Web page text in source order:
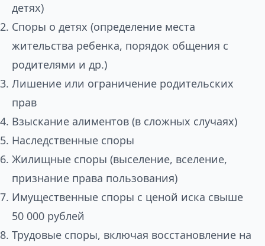
детях)
Споры о детях (определение места
жительства ребенка, порядок общения с
родителями и др.)
Лишение или ограничение родительских
прав
Взыскание алиментов (в сложных случаях)
Наследственные споры
Жилищные споры (выселение, вселение,
признание права пользования)
Имущественные споры с ценой иска свыше
50 000 рублей
Трудовые споры, включая восстановление на